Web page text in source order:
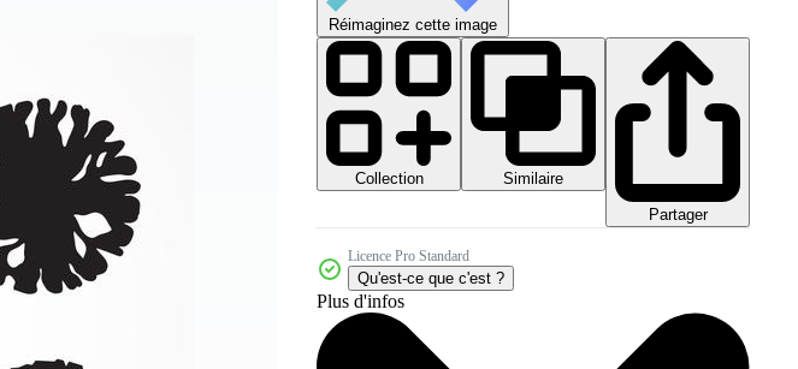
Réimaginez cette image
Collection
Similaire
Partager
Licence Pro Standard
Qu'est-ce que c'est ?
Plus d'infos